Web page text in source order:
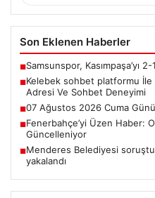
Son Eklenen Haberler
■Samsunspor, Kasımpaşa’yı
■Kelebek sohbet platformu
Adresi Ve Sohbet Deneyimi
■07 Ağustos 2026 Cuma
■Fenerbahçe’yi Üzen Haber:
Güncelleniyor
■Menderes Belediyesi
yakalandı